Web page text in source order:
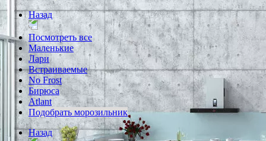
Назад
Посмотреть все
Маленькие
Лари
Встраиваемые
No Frost
Бирюса
Atlant
Подобрать морозильник
Назад